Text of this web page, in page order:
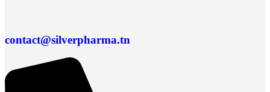
contact@silverpharma.tn